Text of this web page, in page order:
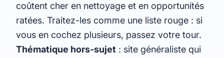
coûtent cher en nettoyage et en opportunités
ratées. Traitez-les comme une liste rouge : si
vous en cochez plusieurs, passez votre tour.
Thématique hors-sujet : site généraliste qui